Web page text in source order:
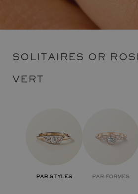
SOLITAIRES OR
VERT
PAR STYLES PAR FORMES